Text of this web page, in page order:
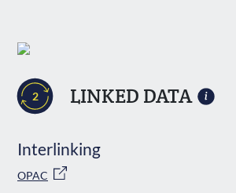
2 LINKED DATA
Interlinking
OPAC